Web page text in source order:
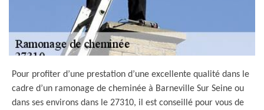
Pour profiter d’une prestation d’une excellente qualité dans le
cadre d’un ramonage de cheminée à Barneville Sur Seine ou
dans ses environs dans le 27310, il est conseillé pour vous de